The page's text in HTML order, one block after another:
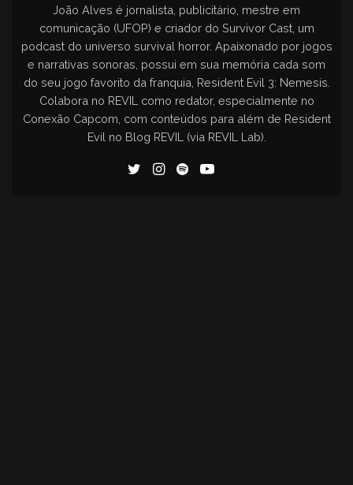
João Alves é jornalista, publicitário, mestre em
comunicação (UFOP) e criador do Survivor Cast, um
podcast do universo survival horror. Apaixonado por jogos
e narrativas sonoras, possui em sua memória cada som
do seu jogo favorito da franquia, Resident Evil 3: Nemesis.
Colabora no REVIL como redator, especialmente no
Conexão Capcom, com conteúdos para além de Resident
Evil no Blog REVIL (via REVIL Lab).